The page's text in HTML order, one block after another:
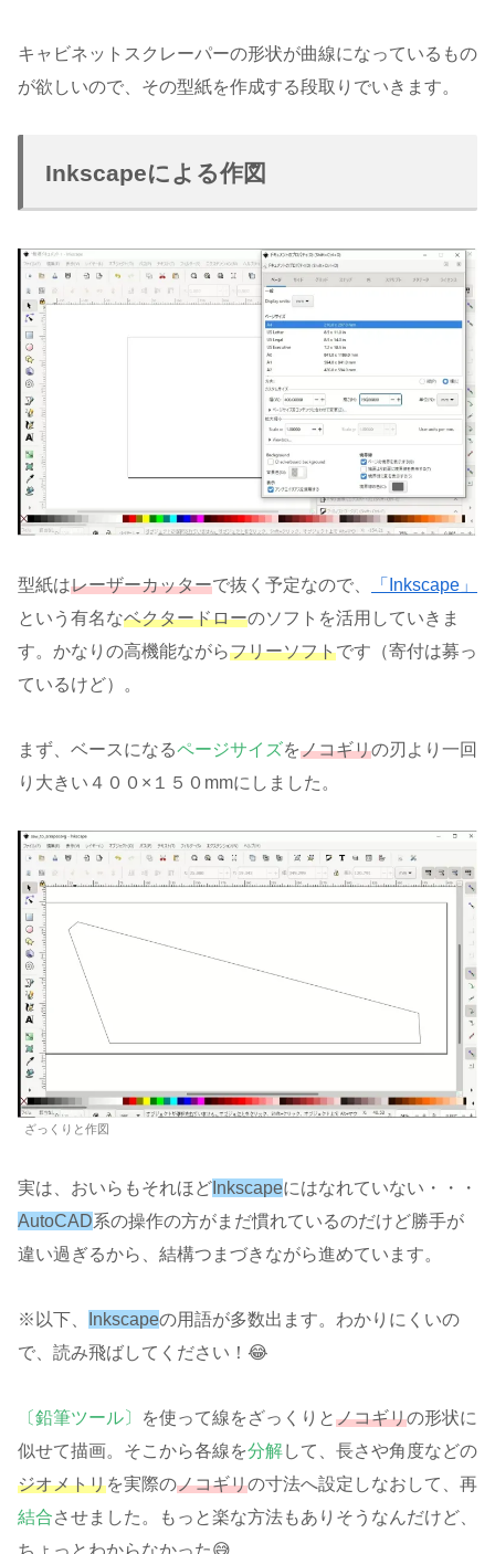
キャビネットスクレーパーの形状が曲線になっているもの
が欲しいので、その型紙を作成する段取りでいきます。
Inkscapeによる作図
型紙はレーザーカッターで抜く予定なので、
「Inkscape」
という有名なベクタードローのソフトを活用していきま
す。かなりの高機能ながらフリーソフトです（寄付は募っ
ているけど）。
まず、ベースになるページサイズをノコギリの刃より一回
り大きい４００×１５０mmにしました。
ざっくりと作図
実は、おいらもそれほど Inkscapeにはなれていない・・・
AutoCAD系の操作の方がまだ慣れているのだけど勝手が
違い過ぎるから、結構つまづきながら進めています。
※以下、 Inkscapeの用語が多数出ます。わかりにくいの
で、読み飛ばしてください！😂
〔鉛筆ツール〕 を使って線をざっくりとノコギリの形状に
似せて描画。そこから各線を分解して、長さや角度などの
ジオメトリを実際のノコギリの寸法へ設定しなおして、再
結合させました。もっと楽な方法もありそうなんだけど、
ちょっとわからなかった😅